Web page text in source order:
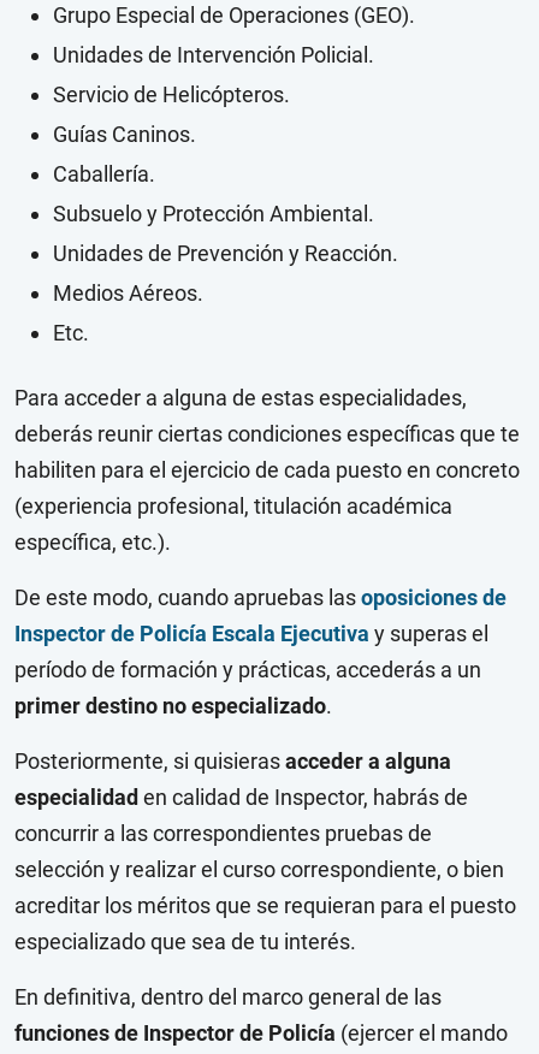
Grupo Especial de Operaciones (GEO).
Unidades de Intervención Policial.
Servicio de Helicópteros.
Guías Caninos.
Caballería.
Subsuelo y Protección Ambiental.
Unidades de Prevención y Reacción.
Medios Aéreos.
Etc.
Para acceder a alguna de estas especialidades,
deberás reunir ciertas condiciones específicas que te
habiliten para el ejercicio de cada puesto en concreto
(experiencia profesional, titulación académica
específica, etc.).
De este modo, cuando apruebas lasoposiciones de
Inspector de Policía Escala Ejecutiva y superas el
período de formación y prácticas, accederás a un
primer destino no especializado.
Posteriormente, si quisierasacceder a alguna
especialidaden calidad de Inspector, habrás de
concurrir a las correspondientes pruebas de
selección y realizar el curso correspondiente, o bien
acreditar los méritos que se requieran para el puesto
especializado que sea de tu interés.
En definitiva, dentro del marco general de las
funciones de Inspector de Policía (ejercer el mando